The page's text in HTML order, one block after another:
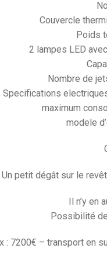
Couvercle
Poids
2 lampes LED
Nombre de
Specifications
maximum
modele
Un petit dégât sur le
Il n’y en
Possibilité
: 7200€ – transport en